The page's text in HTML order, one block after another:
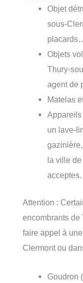
Objet
sous-
Objets
Thury-
agent de
Matelas
Appareils
un lave-
la ville
acceptes.
Attention :
encombrants de
faire appel à
Clermont ou
Goudron